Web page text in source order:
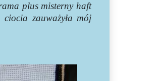
plus misterny haft
ciocia zauważyła mój